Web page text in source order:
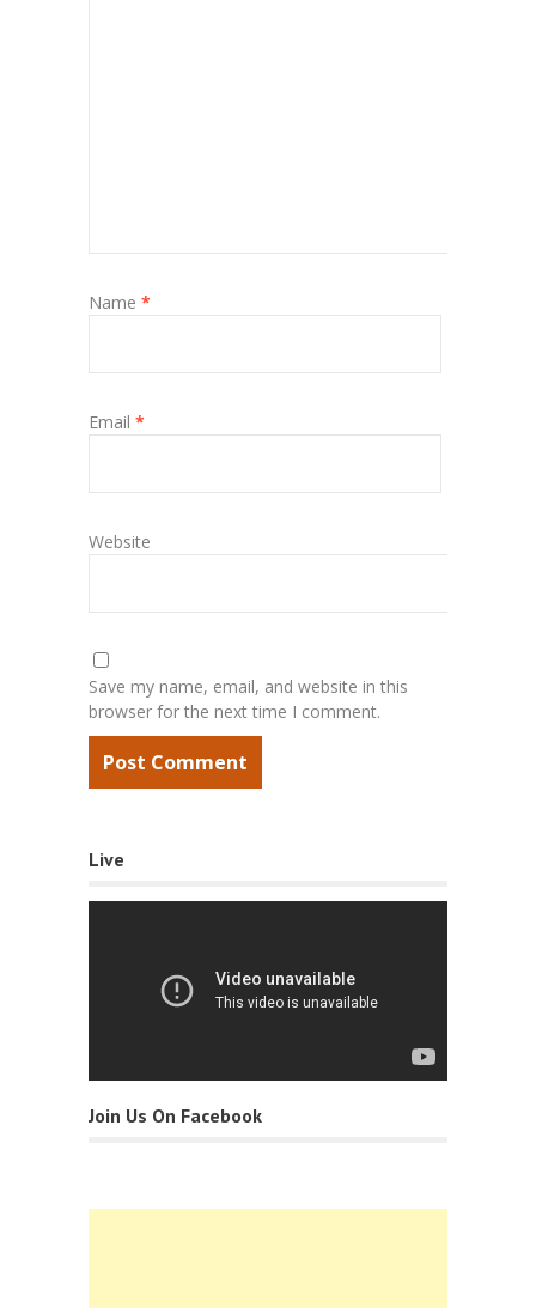
Name *
Email *
Website
Save my name, email, and website in this
browser for the next time I comment.
Live
Join Us On Facebook